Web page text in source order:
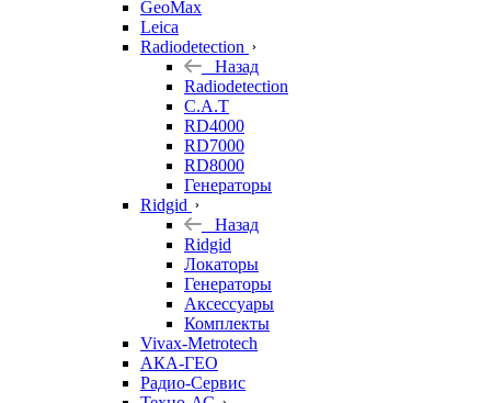
GeoMax
Leica
Radiodetection
Назад
Radiodetection
C.A.T
RD4000
RD7000
RD8000
Генераторы
Ridgid
Назад
Ridgid
Локаторы
Генераторы
Аксессуары
Комплекты
Vivax-Metrotech
АКА-ГЕО
Радио-Сервис